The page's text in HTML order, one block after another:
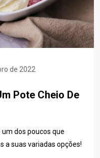
de 2022
Pote Cheio De
dos poucos que
a suas variadas opções!